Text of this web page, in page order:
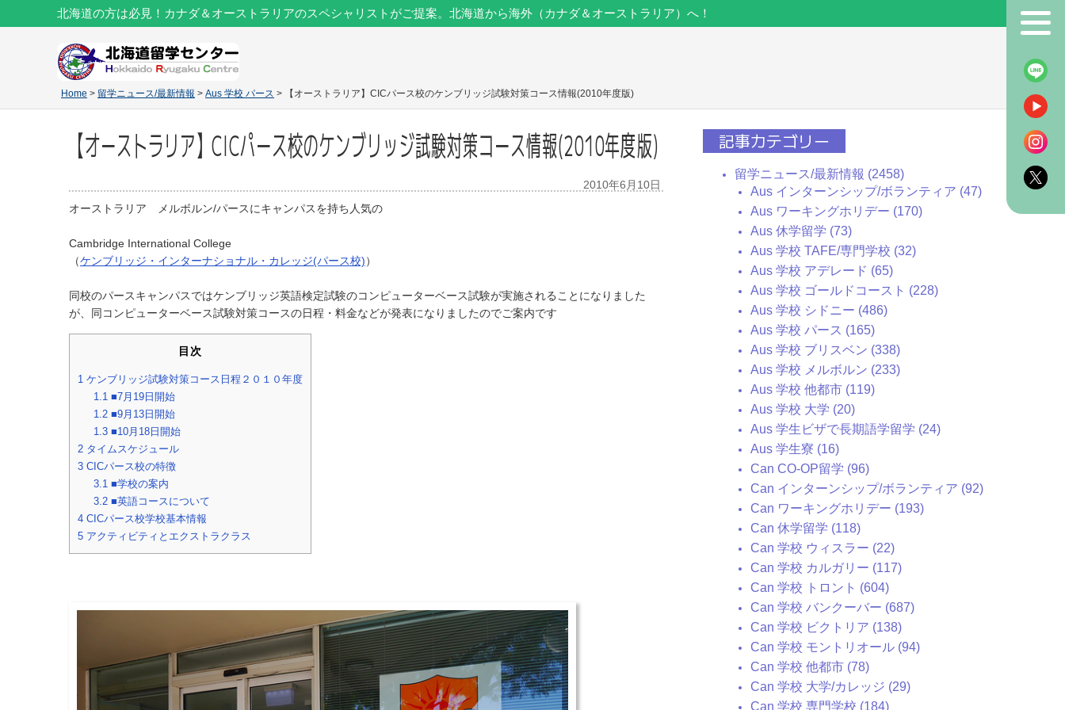
北海道の方は必見！カナダ＆オーストラリアのスペシャリストがご提案。北海道から海外（カナダ＆オーストラリア）へ！
Home > 留学ニュース/最新情報 > Aus 学校 パース > 【オーストラリア】CICパース校のケンブリッジ試験対策コース情報(2010年度版)
【オーストラリア】CICパース校のケンブリッジ試験対策コース情報(2010年度版)
2010年6月10日
オーストラリア メルボルン/パースにキャンパスを持ち人気の
Cambridge International College
（ケンブリッジ・インターナショナル・カレッジ(パース校)）
同校のパースキャンパスではケンブリッジ英語検定試験のコンピューターベース試験が実施されることになりました
が、同コンピューターベース試験対策コースの日程・料金などが発表になりましたのでご案内です
目次
1 ケンブリッジ試験対策コース日程２０１０年度
1.1■7月19日開始
1.2■9月13日開始
1.3■10月18日開始
2 タイムスケジュール
3 CICパース校の特徴
3.1■学校の案内
3.2■英語コースについて
4 CICパース校学校基本情報
5 アクティビティとエクストラクラス
記事カテゴリー
留学ニュース/最新情報 (2458)
Aus インターンシップ/ボランティア (47)
Aus ワーキングホリデー (170)
Aus 休学留学 (73)
Aus 学校 TAFE/専門学校 (32)
Aus 学校 アデレード (65)
Aus 学校 ゴールドコースト (228)
Aus 学校 シドニー (486)
Aus 学校 パース (165)
Aus 学校 ブリスベン (338)
Aus 学校 メルボルン (233)
Aus 学校 他都市 (119)
Aus 学校 大学 (20)
Aus 学生ビザで長期語学留学 (24)
Aus 学生寮 (16)
Can CO-OP留学 (96)
Can インターンシップ/ボランティア (92)
Can ワーキングホリデー (193)
Can 休学留学 (118)
Can 学校 ウィスラー (22)
Can 学校 カルガリー (117)
Can 学校 トロント (604)
Can 学校 バンクーバー (687)
Can 学校 ビクトリア (138)
Can 学校 モントリオール (94)
Can 学校 他都市 (78)
Can 学校 大学/カレッジ (29)
Can 学校 専門学校 (184)